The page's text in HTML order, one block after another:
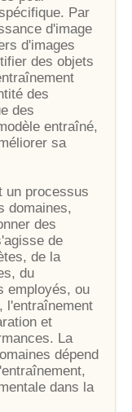
Par
d'image
d'images
des objets
des
des
entraîné,
sa
un processus
domaines,
des
de
de la
du
employés, ou
l'entraînement
et
La
dépend
dans la